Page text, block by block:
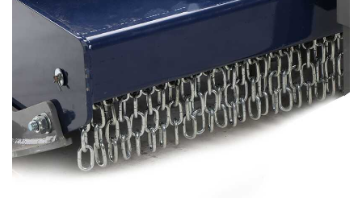
Tellarini Pompe
Telwin
Tineco
Titania
Tornado
Tre Spade
Trev - Abrek - TecnoVIR